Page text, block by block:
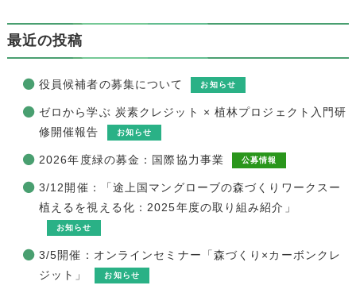
最近の投稿
役員候補者の募集について お知らせ
ゼロから学ぶ 炭素クレジット × 植林プロジェクト入門研
修開催報告
お知らせ
2026年度緑の募金：国際協力事業 公募情報
3/12開催：「途上国マングローブの森づくりワークスー
植えるを視える化：2025年度の取り組み紹介」
お知らせ
3/5開催：オンラインセミナー「森づくり×カーボンクレ
ジット」
お知らせ